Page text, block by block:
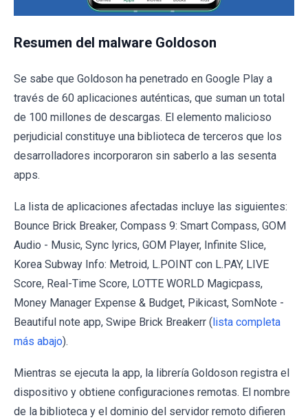
Resumen del malware Goldoson
Se sabe que Goldoson ha penetrado en Google Play a
través de 60 aplicaciones auténticas, que suman un total
de 100 millones de descargas. El elemento malicioso
perjudicial constituye una biblioteca de terceros que los
desarrolladores incorporaron sin saberlo a las sesenta
apps.
La lista de aplicaciones afectadas incluye las siguientes:
Bounce Brick Breaker, Compass 9: Smart Compass, GOM
Audio - Music, Sync lyrics, GOM Player, Infinite Slice,
Korea Subway Info: Metroid, L.POINT con L.PAY, LIVE
Score, Real-Time Score, LOTTE WORLD Magicpass,
Money Manager Expense & Budget, Pikicast, SomNote -
Beautiful note app, Swipe Brick Breakerr (lista completa
más abajo).
Mientras se ejecuta la app, la librería Goldoson registra el
dispositivo y obtiene configuraciones remotas. El nombre
de la biblioteca y el dominio del servidor remoto difieren